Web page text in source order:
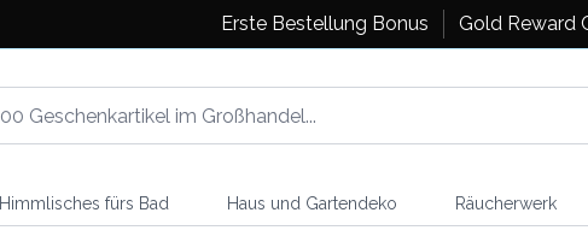
Erste Bestellung Bonus Gold Reward
Himmlisches fürs Bad Haus und Gartendeko Räucherwerk